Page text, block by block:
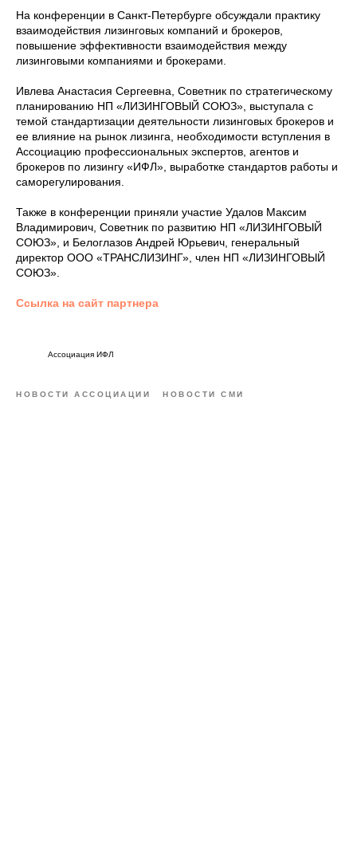
На конференции в Санкт-Петербурге обсуждали практику
взаимодействия лизинговых компаний и брокеров,
повышение эффективности взаимодействия между
лизинговыми компаниями и брокерами.
Ивлева Анастасия Сергеевна, Советник по стратегическому
планированию НП «ЛИЗИНГОВЫЙ СОЮЗ», выступала с
темой стандартизации деятельности лизинговых брокеров и
ее влияние на рынок лизинга, необходимости вступления в
Ассоциацию профессиональных экспертов, агентов и
брокеров по лизингу «ИФЛ», выработке стандартов работы и
саморегулирования.
Также в конференции приняли участие Удалов Максим
Владимирович, Советник по развитию НП «ЛИЗИНГОВЫЙ
СОЮЗ», и Белоглазов Андрей Юрьевич, генеральный
директор ООО «ТРАНСЛИЗИНГ», член НП «ЛИЗИНГОВЫЙ
СОЮЗ».
Ссылка на сайт партнера
Ассоциация ИФЛ
НОВОСТИ АССОЦИАЦИИ НОВОСТИ СМИ